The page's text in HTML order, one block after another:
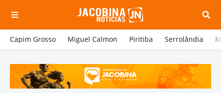
Capim Grosso Miguel Calmon Piritiba Serrolândia